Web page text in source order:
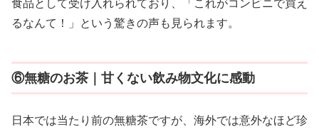
食品として受け入れられており、「これがコンビニで買え
るなんて！」という驚きの声も見られます。
⑥無糖のお茶｜甘くない飲み物文化に感動
日本では当たり前の無糖茶ですが、海外では意外なほど珍